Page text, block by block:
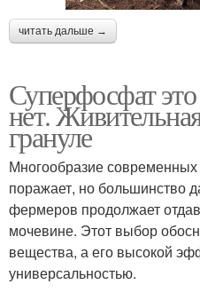
читать дальше →
Суперфосфат
нет.
грануле
Многообразие
поражает, но большинство
фермеров продолжает
мочевине. Этот выбор
вещества, а его высокой
универсальностью.